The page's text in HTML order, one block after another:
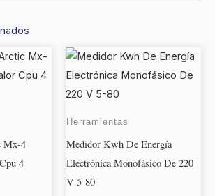
Mx-4
4
Herramientas
Medidor Kwh De Energía
Electrónica Monofásico De 220
V 5-80